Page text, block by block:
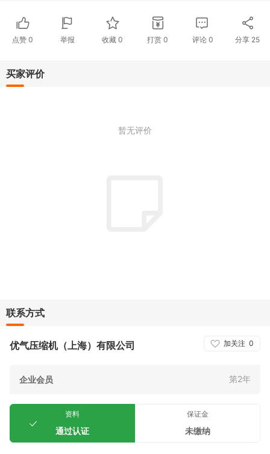
点赞 0 举报 收藏0 打赏 0 评论 0 分享 25
买家评价
暂无评价
联系方式
加关注 0
优气压缩机（上海）有限公司
企业会员 第2年
资料
通过认证
保证金
未缴纳